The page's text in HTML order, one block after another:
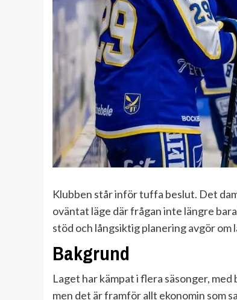
Klubben står inför tuffa beslut. Det
oväntat läge där frågan inte längre
stöd och långsiktig planering avgör
Bakgrund
Laget har kämpat i flera säsonger,
men det är framför allt ekonomin som